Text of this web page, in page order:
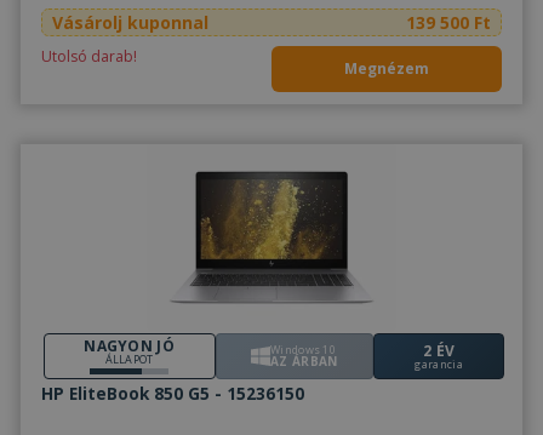
Vásárolj kuponnal 139 500 Ft
Utolsó darab!
Megnézem
NAGYON JÓ
ÁLLAPOT
Windows 10
AZ ÁRBAN 2 ÉV
garancia
HP EliteBook 850 G5 - 15236150